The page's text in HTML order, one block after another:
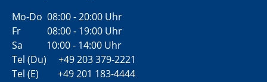
Mo-Do 08:00 - 20:00 Uhr
Fr 08:00 - 19:00 Uhr
Sa 10:00 - 14:00 Uhr
Tel (Du) +49 203 379-2221
Tel (E) +49 201 183-4444